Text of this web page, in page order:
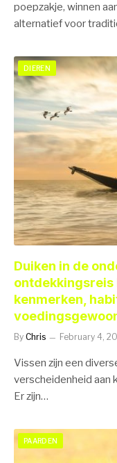
poepzakje, winnen
alternatief voor
DIEREN
Duiken in de
ontdekkingsreis
kenmerken,
By Chris February 4,
Vissen zijn een
verscheidenheid aan
Er zijn…
PAARDEN